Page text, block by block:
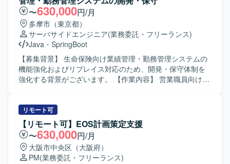
〜630,000円/月
多摩市（東京都）
サーバサイドエンジニア(業務委託・フリーランス)
Java ・ SpringBoot
【募集背景】 生命保険向け業績管理・勤務管理システムの
機能強化およびリプレイス対応のため、開発・保守体制を
強化する背景がございます。 【作業内容】 営業職員向け勤
て、設計・開発・テスト・リリースまで一連の工程に携わ
っていただきます。要件や基本設計などの上流工程にも関
与いただき、関連システムとの連携や仕様調整を行ってい
ただきます。 【求める人物像】 長期的な参画を前提に、主
体的に課題発見・改善提案ができる方を求めております。5
名以上のチーム開発体制の中で、周囲と連携しながら自律
リモート可
【リモート可】EOS計画策定支援
〜630,000円/月
大阪市中央区（大阪府）
PM(業務委託・フリーランス)